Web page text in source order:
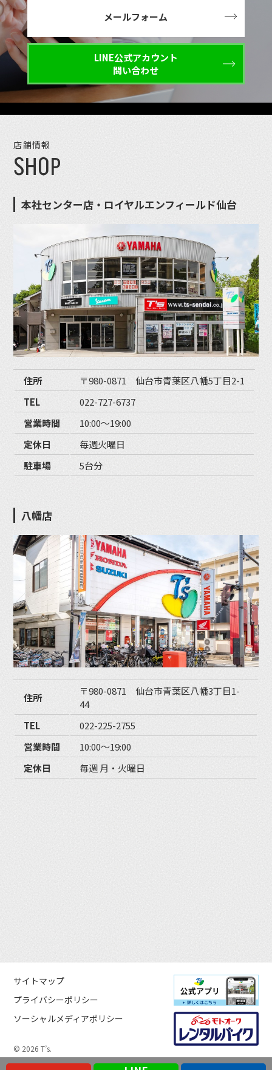
メールフォーム
LINE公式アカウント
問い合わせ
店舗情報
SHOP
本社センター店・ロイヤルエンフィールド仙台
住所
〒980-0871 仙台市青葉区八幡5丁目2-1
TEL
022-727-6737
営業時間
10:00〜19:00
定休日
毎週火曜日
駐車場
5台分
八幡店
住所
〒980-0871 仙台市青葉区八幡3丁目1-
44
TEL
022-225-2755
営業時間
10:00〜19:00
定休日
毎週 月・火曜日
サイトマップ
プライバシーポリシー
ソーシャルメディアポリシー
© 2026 T’s.